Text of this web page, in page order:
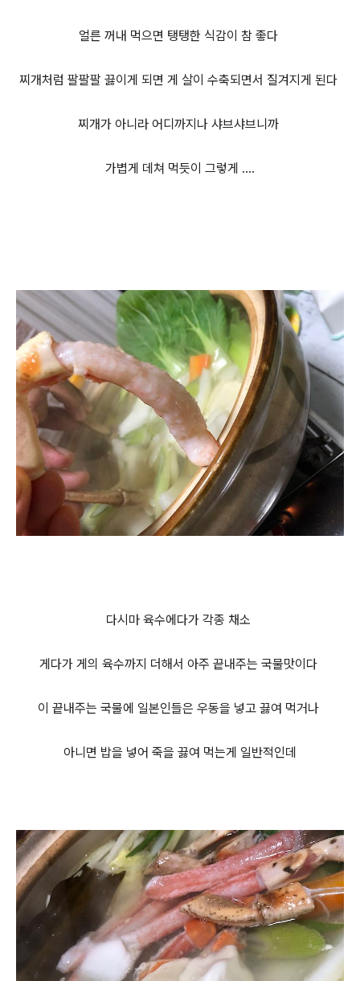
얼른 꺼내 먹으면 탱탱한 식감이 참 좋다
찌개처럼 팔팔팔 끓이게 되면 게 살이 수축되면서 질겨지게 된다
찌개가 아니라 어디까지나 샤브샤브니까
가볍게 데쳐 먹듯이 그렇게 ....
다시마 육수에다가 각종 채소
게다가 게의 육수까지 더해서 아주 끝내주는 국물맛이다
이 끝내주는 국물에 일본인들은 우동을 넣고 끓여 먹거나
아니면 밥을 넣어 죽을 끓여 먹는게 일반적인데